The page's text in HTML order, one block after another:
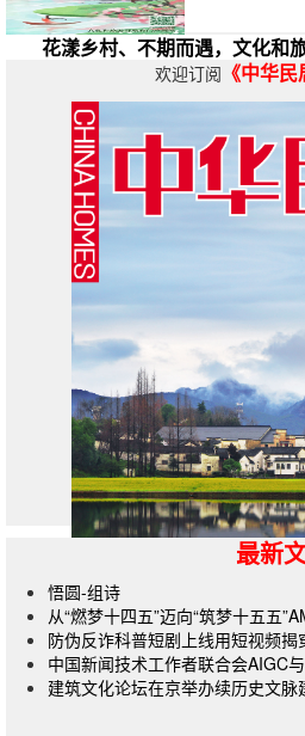
花漾乡村、不期而遇，文化和
0000-00-00
欢迎订阅 《中华
最新
悟圆-组诗
从“燃梦十四五”迈向“筑梦十五五
防伪反诈科普短剧上线用短视频揭
中国新闻技术工作者联合会AIGC
建筑文化论坛在京举办续历史文脉